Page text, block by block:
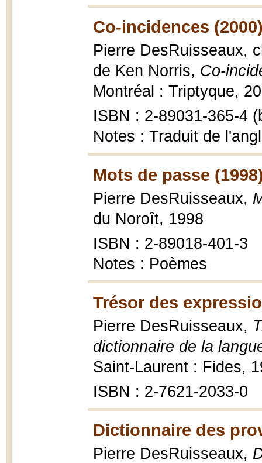
Co-incidences
Pierre DesRuisseaux,
de Ken Norris, Co-
Montréal : Triptyque,
ISBN : 2-89031-365-4
Notes : Traduit de
Mots de passe
Pierre DesRuisseaux,
du Noroît, 1998
ISBN : 2-89018-401-3
Notes : Poèmes
Trésor des
Pierre DesRuisseaux,
dictionnaire de la
Saint-Laurent : Fides,
ISBN : 2-7621-2033-0
Dictionnaire des
Pierre DesRuisseaux,